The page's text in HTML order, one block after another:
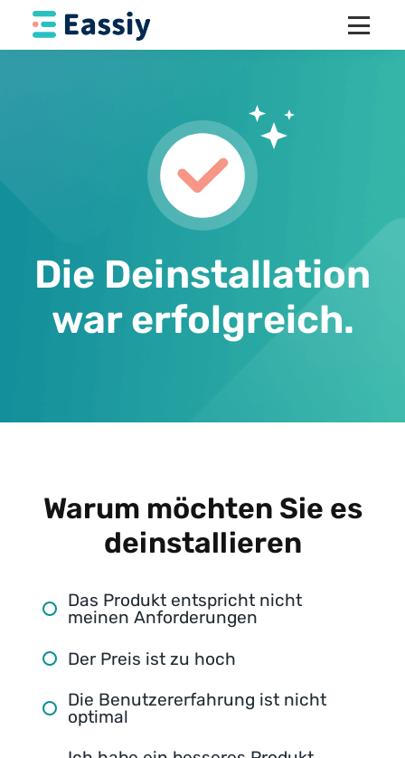
Die Deinstallation
war erfolgreich.
Warum möchten Sie es
deinstallieren
Das Produkt entspricht nicht
meinen Anforderungen
Der Preis ist zu hoch
Die Benutzererfahrung ist nicht
optimal